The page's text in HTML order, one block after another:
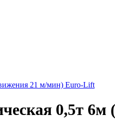
21 м/мин) Euro-Lift
0,5т